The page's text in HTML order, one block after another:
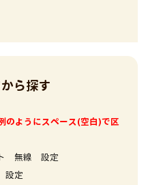
ら探す
のようにスペース(空白)で区
ト 無線 設定
定